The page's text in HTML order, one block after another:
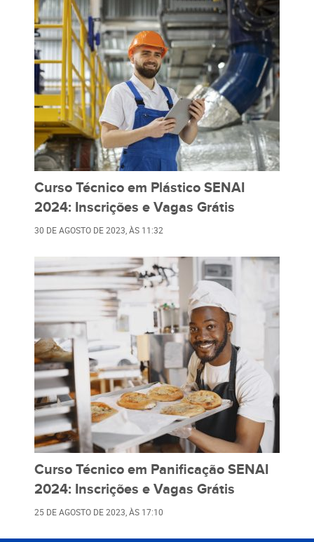
Curso Técnico em Plástico SENAI
2024: Inscrições e Vagas Grátis
30 DE AGOSTO DE 2023 , ÀS 11:32
Curso Técnico em Panificação SENAI
2024: Inscrições e Vagas Grátis
25 DE AGOSTO DE 2023 , ÀS 17:10